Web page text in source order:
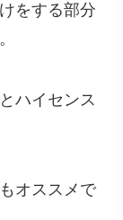
をする部分
ハイセンス
オススメで